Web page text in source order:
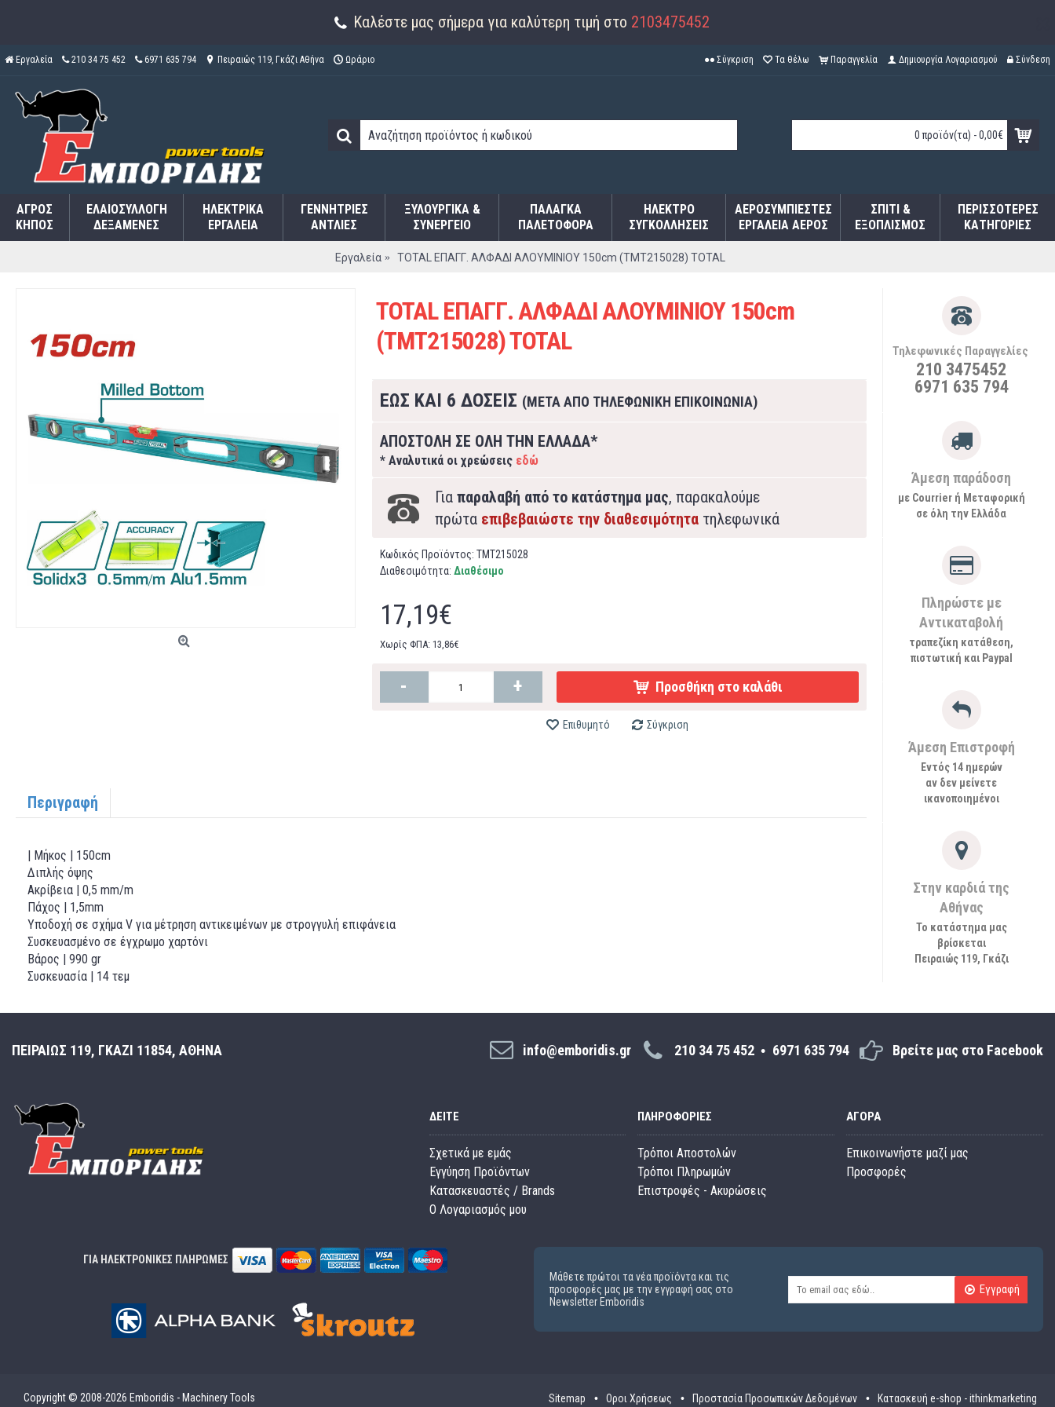
Καλέστε μας σήμερα για καλύτερη τιμή στο 2103475452
Εργαλεία 210 34 75 452 6971 635 794 Πειραιώς 119, Γκάζι Αθήνα Ωράριο Σύγκριση Τα θέλω Παραγγελία Δημιουργία Λογαριασμού Σύνδεση
0 προϊόν(τα) - 0,00€
ΑΓΡΌΣ
ΚΉΠΟΣ
ΕΛΑΙΟΣΥΛΛΟΓΉ
ΔΕΞΑΜΕΝΈΣ
ΗΛΕΚΤΡΙΚΆ
ΕΡΓΑΛΕΊΑ
ΓΕΝΝΉΤΡΙΕΣ
ΑΝΤΛΊΕΣ
ΞΥΛΟΥΡΓΙΚΑ &
ΣΥΝΕΡΓΕΙΟ
ΠΑΛΆΓΚΑ
ΠΑΛΕΤΟΦΌΡΑ
ΗΛΕΚΤΡΟ
ΣΥΓΚΟΛΛΉΣΕΙΣ
ΑΕΡΟΣΥΜΠΙΕΣΤΈΣ
ΕΡΓΑΛΕΊΑ ΑΈΡΟΣ
ΣΠΊΤΙ &
ΕΞΟΠΛΙΣΜΌΣ
ΠΕΡΙΣΣΌΤΕΡΕΣ
ΚΑΤΗΓΟΡΊΕΣ
Εργαλεία TOTAL ΕΠΑΓΓ. ΑΛΦΑΔΙ ΑΛΟΥΜΙΝΙΟΥ 150cm (TMT215028) TOTAL
Τηλεφωνικές Παραγγελίες
210 3475452
6971 635 794
Άμεση παράδοση
με Courrier ή Μεταφορική
σε όλη την Ελλάδα
Πληρώστε με
Αντικαταβολή
τραπεζίκη κατάθεση,
πιστωτική και Paypal
Άμεση Επιστροφή
Εντός 14 ημερών
αν δεν μείνετε
ικανοποιημένοι
Στην καρδιά της
Αθήνας
Το κατάστημα μας
βρίσκεται
Πειραιώς 119, Γκάζι
TOTAL ΕΠΑΓΓ. ΑΛΦΑΔΙ ΑΛΟΥΜΙΝΙΟΥ 150cm
(TMT215028) TOTAL
ΕΩΣ ΚΑΙ 6 ΔΟΣΕΙΣ (ΜΕΤΑ ΑΠΟ ΤΗΛΕΦΩΝΙΚΗ ΕΠΙΚΟΙΝΩΝΙΑ)
ΑΠΟΣΤΟΛΗ ΣΕ ΟΛΗ ΤΗΝ ΕΛΛΑΔΑ*
* Αναλυτικά οι χρεώσεις εδώ
Για παραλαβή από το κατάστημα μας, παρακαλούμε
πρώτα επιβεβαιώστε την διαθεσιμότητατηλεφωνικά
Κωδικός Προϊόντος: TMT215028
Διαθεσιμότητα: Διαθέσιμο
17,19€
Χωρίς ΦΠΑ: 13,86€
- + Προσθήκη στο καλάθι
Επιθυμητό Σύγκριση
Περιγραφή
| Μήκος | 150cm
Διπλής όψης
Ακρίβεια | 0,5 mm/m
Πάχος | 1,5mm
Υποδοχή σε σχήμα V για μέτρηση αντικειμένων με στρογγυλή επιφάνεια
Συσκευασμένο σε έγχρωμο χαρτόνι
Βάρος | 990 gr
Συσκευασία | 14 τεμ
ΠΕΙΡΑΙΩΣ 119, ΓΚΑΖΙ 11854, ΑΘΗΝΑ info@emboridis.gr 210 34 75 452 6971 635 794 Βρείτε μας στο Facebook
ΔΕΊΤΕ
Σχετικά με εμάς
Εγγύηση Προϊόντων
Κατασκευαστές / Brands
O Λογαριασμός μου
ΠΛΗΡΟΦΟΡΊΕΣ
Τρόποι Αποστολών
Τρόποι Πληρωμών
Επιστροφές - Ακυρώσεις
ΑΓΟΡΆ
Επικοινωνήστε μαζί μας
Προσφορές
ΓΙΑ ΗΛΕΚΤΡΟΝΙΚΕΣ ΠΛΗΡΩΜΕΣ
Μάθετε πρώτοι τα νέα προϊόντα και τις
προσφορές μας με την εγγραφή σας στο
Newsletter Emboridis
Εγγραφή
Copyright © 2008-2026 Emboridis - Machinery Tools Sitemap Οροι Χρήσεως Προστασία Προσωπικών Δεδομένων Κατασκευή e-shop - ithinkmarketing